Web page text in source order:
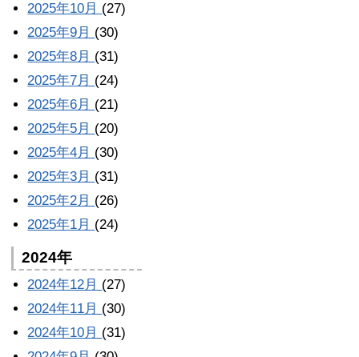
2025年10月 (27)
2025年9月 (30)
2025年8月 (31)
2025年7月 (24)
2025年6月 (21)
2025年5月 (20)
2025年4月 (30)
2025年3月 (31)
2025年2月 (26)
2025年1月 (24)
2024年
2024年12月 (27)
2024年11月 (30)
2024年10月 (31)